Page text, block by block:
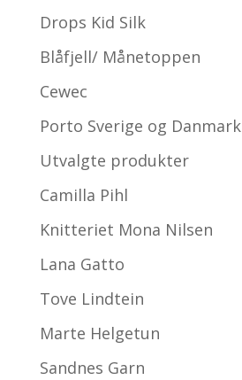
Drops Kid Silk
Blåfjell/ Månetoppen
Cewec
Porto Sverige og Danmark
Utvalgte produkter
Camilla Pihl
Knitteriet Mona Nilsen
Lana Gatto
Tove Lindtein
Marte Helgetun
Sandnes Garn